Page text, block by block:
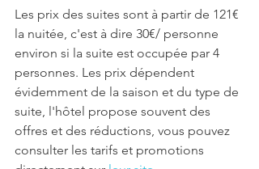
Les prix des suites sont à partir de 121€
la nuitée, c'est à dire 30€/ personne
environ si la suite est occupée par 4
personnes. Les prix dépendent
évidemment de la saison et du type de
suite, l'hôtel propose souvent des
offres et des réductions, vous pouvez
consulter les tarifs et promotions